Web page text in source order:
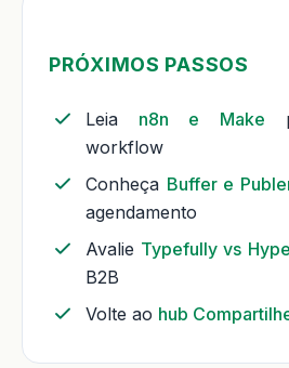
PRÓXIMOS PASSOS
Leia n8n e Make
workflow
Conheça Buffer e
agendamento
Avalie Typefully vs
B2B
Volte ao hub